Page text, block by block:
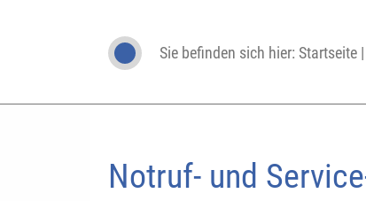
Sie befinden sich hier: Startseite |
Notruf- und